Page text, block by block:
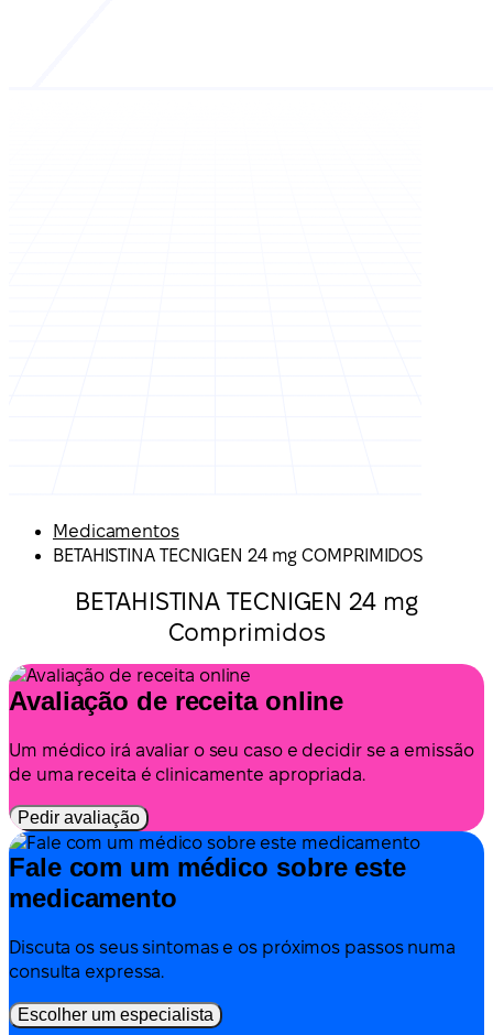
Medicamentos
BETAHISTINA TECNIGEN 24 mg COMPRIMIDOS
BETAHISTINA TECNIGEN 24 mg
Comprimidos
Avaliação de receita online
Um médico irá avaliar o seu caso e decidir se a emissão
de uma receita é clinicamente apropriada.
Pedir avaliação
Fale com um médico sobre este
medicamento
Discuta os seus sintomas e os próximos passos numa
consulta expressa.
Escolher um especialista